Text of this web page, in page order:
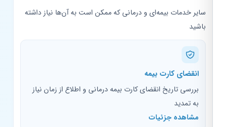
سایر خدمات بیمه‌ای و درمانی که ممکن است به آن‌ها نیاز داشته
باشید
انقضای کارت بیمه
بررسی تاریخ انقضای کارت بیمه درمانی و اطلاع از زمان نیاز
به تمدید
مشاهده جزئیات